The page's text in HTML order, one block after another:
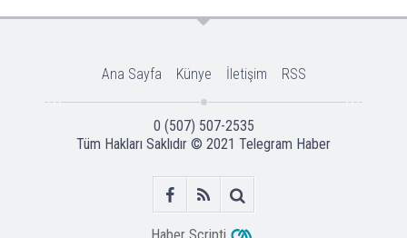
Ana Sayfa Künye İletişim RSS
0 (507) 507-2535
Tüm Hakları Saklıdır © 2021 Telegram Haber